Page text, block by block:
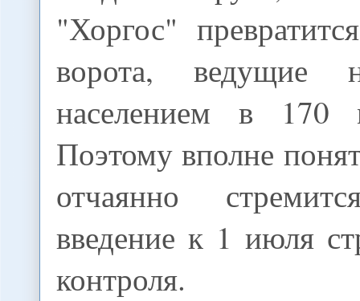
"Хоргос"
ворота,
населением в 170
Поэтому вполне
отчаянно
введение к 1 июля
контроля.